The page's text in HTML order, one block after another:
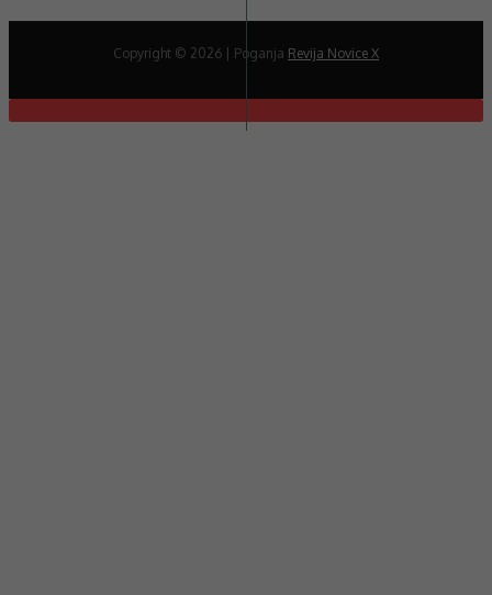
Copyright © 2026 | Poganja Revija Novice X